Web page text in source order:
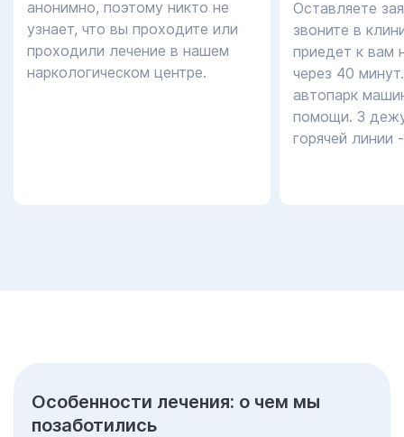
анонимно, поэтому никто не
узнает, что вы проходите или
проходили лечение в нашем
наркологическом центре.
Оставляете
звоните в
приедет к вам
через 40
автопарк
помощи. 3
горячей линии
Особенности лечения: о чем мы
позаботились